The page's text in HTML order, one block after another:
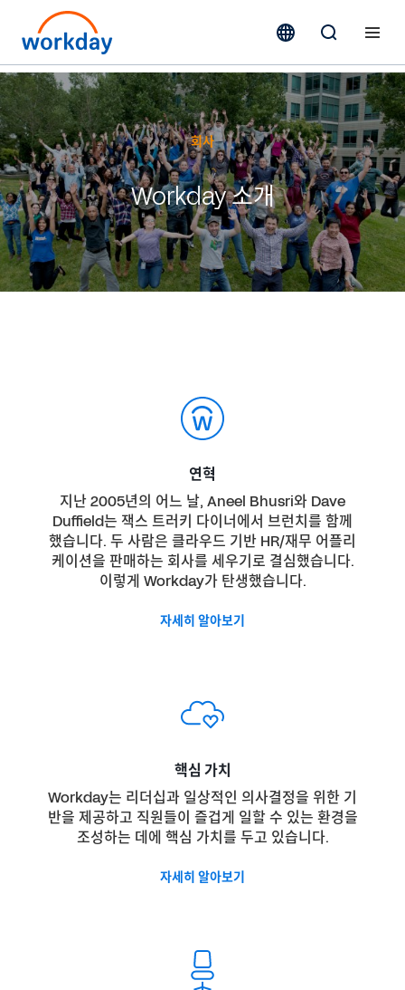
회사
Workday 소개
연혁
지난 2005년의 어느 날, Aneel Bhusri와 Dave
Duffield는 잭스 트러키 다이너에서 브런치를 함께
했습니다. 두 사람은 클라우드 기반 HR/재무 어플리
케이션을 판매하는 회사를 세우기로 결심했습니다.
이렇게 Workday가 탄생했습니다.
자세히 알아보기
핵심 가치
Workday는 리더십과 일상적인 의사결정을 위한 기
반을 제공하고 직원들이 즐겁게 일할 수 있는 환경을
조성하는 데에 핵심 가치를 두고 있습니다.
자세히 알아보기